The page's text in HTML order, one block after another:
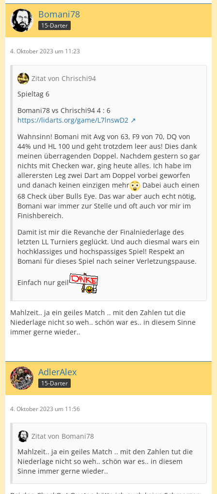
Bomani78
15-Darter
4. Oktober 2023 um 11:23
Zitat von Chrischi94
Spieltag 6
Bomani78 vs Chrischi94 4 : 6
https://lidarts.org/game/L7lnswD2
Wahnsinn! Bomani mit Avg von 63, F9 von 70, DQ von
44% und HL 100 und geht trotzdem leer aus! Dies dank
meinen überragenden Doppel. Nachdem gestern so gar
nichts mit Checken war, ging heute alles. Ich habe im
allerersten Leg zwei Dart am Doppel vorbei geworfen
und danach keinen einzigen mehr
Dabei auch einen
68 Check über Bulls Eye. Das war aber auch echt nötig,
Bomani war immer zur Stelle und oft auch vor mir im
Finishbereich.
Damit ist mir die Revanche der Finalniederlage des
letzten LL Turniers geglückt. Und auch diesmal wars ein
hochklassiges und hochspassiges Spiel! Respekt an
Bomani für dieses Spiel nach seiner Verletzungspause.
Einfach nur geil
Mahlzeit.. ja ein geiles Match .. mit den Zahlen tut die
Niederlage nicht so weh.. schön war es.. in diesem Sinne
immer gerne wieder..
AdlerAlex
15-Darter
4. Oktober 2023 um 11:56
Zitat von Bomani78
Mahlzeit.. ja ein geiles Match .. mit den Zahlen tut die
Niederlage nicht so weh.. schön war es.. in diesem
Sinne immer gerne wieder..